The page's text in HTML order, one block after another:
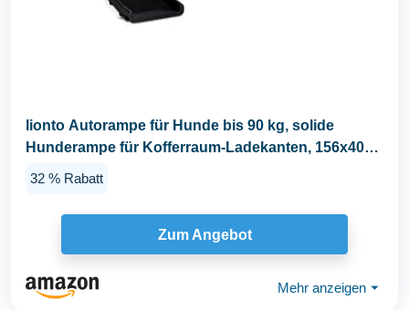
lionto Autorampe für Hunde bis 90 kg, solide
Hunderampe für Kofferraum-Ladekanten, 156x40
32 % Rabatt
Zum Angebot
Mehr anzeigen ⏷